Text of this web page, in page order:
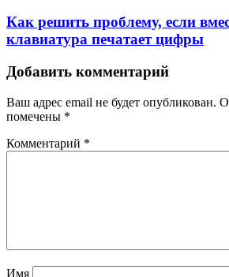
Как решить проблему, если
клавиатура печатает цифры
Добавить комментарий
Ваш адрес email не будет опубликован.
помечены *
Комментарий *
Имя